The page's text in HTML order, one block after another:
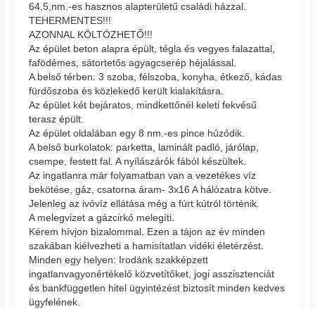
64,5,nm.-es hasznos alapterületű családi házzal.
TEHERMENTES!!!
AZONNAL KÖLTÖZHETŐ!!!
Az épület beton alapra épült, tégla és vegyes falazattal,
fafödémes, sátortetős agyagcserép héjalással.
A belső térben: 3 szoba, félszoba, konyha, étkező, kádas
fürdőszoba és közlekedő került kialakításra.
Az épület két bejáratos, mindkettőnél keleti fekvésű
terasz épült.
Az épület oldalában egy 8 nm.-es pince húzódik.
A belső burkolatok: parketta, laminált padló, járólap,
csempe, festett fal. A nyílászárók fából készültek.
Az ingatlanra már folyamatban van a vezetékes víz
bekötése, gáz, csatorna áram- 3x16 A hálózatra kötve.
Jelenleg az ivóvíz ellátása még a fúrt kútról történik.
A melegvizet a gázcirkó melegíti.
Kérem hívjon bizalommal. Ezen a tájon az év minden
szakában kiélvezheti a hamisítatlan vidéki életérzést.
Minden egy helyen: Irodánk szakképzett
ingatlanvagyonértékelő közvetítőket, jogi asszisztenciát
és bankfüggetlen hitel ügyintézést biztosít minden kedves
ügyfelének.